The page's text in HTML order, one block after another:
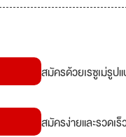
สมัครด้วยเรซูเม่รูป
สมัครง่ายและรวด